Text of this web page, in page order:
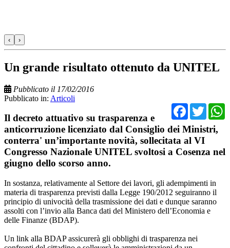
‹ ›
Un grande risultato ottenuto da UNITEL
Pubblicato il 17/02/2016
Pubblicato in: Articoli
Il decreto attuativo su trasparenza e
anticorruzione licenziato dal Consiglio dei Ministri,
conterra' un’importante novità, sollecitata al VI
Congresso Nazionale UNITEL svoltosi a Cosenza nel
giugno dello scorso anno.
In sostanza, relativamente al Settore dei lavori, gli adempimenti in
materia di trasparenza previsti dalla Legge 190/2012 seguiranno il
principio di univocità della trasmissione dei dati e dunque saranno
assolti con l’invio alla Banca dati del Ministero dell’Economia e
delle Finanze (BDAP).
Un link alla BDAP assicurerà gli obblighi di trasparenza nei